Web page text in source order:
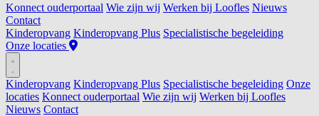
Konnect ouderportaal Wie zijn wij Werken bij Loofles Nieuws
Contact
Kinderopvang Kinderopvang Plus Specialistische begeleiding
Onze locaties
Kinderopvang Kinderopvang Plus Specialistische begeleiding Onze
locaties Konnect ouderportaal Wie zijn wij Werken bij Loofles
Nieuws Contact